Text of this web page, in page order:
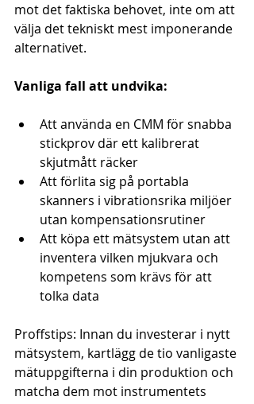
mot det faktiska behovet, inte om att
välja det tekniskt mest imponerande
alternativet.
Vanliga fall att undvika:
Att använda en CMM för snabba
stickprov där ett kalibrerat
skjutmått räcker
Att förlita sig på portabla
skanners i vibrationsrika miljöer
utan kompensationsrutiner
Att köpa ett mätsystem utan att
inventera vilken mjukvara och
kompetens som krävs för att
tolka data
Proffstips: Innan du investerar i nytt
mätsystem, kartlägg de tio vanligaste
mätuppgifterna i din produktion och
matcha dem mot instrumentets